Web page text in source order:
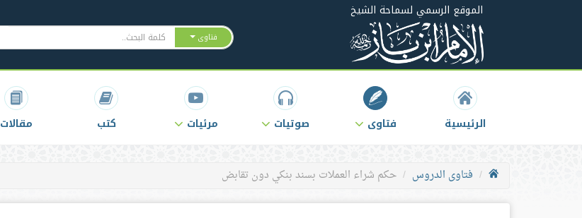
الموقع الرسمي لسماحة الشيخ
فتاوى
الرئيسية فتاوى صوتيات مرئيات كتب مقالات
فتاوى الدروس حكم شراء العملات بسند بنكي دون تقابض